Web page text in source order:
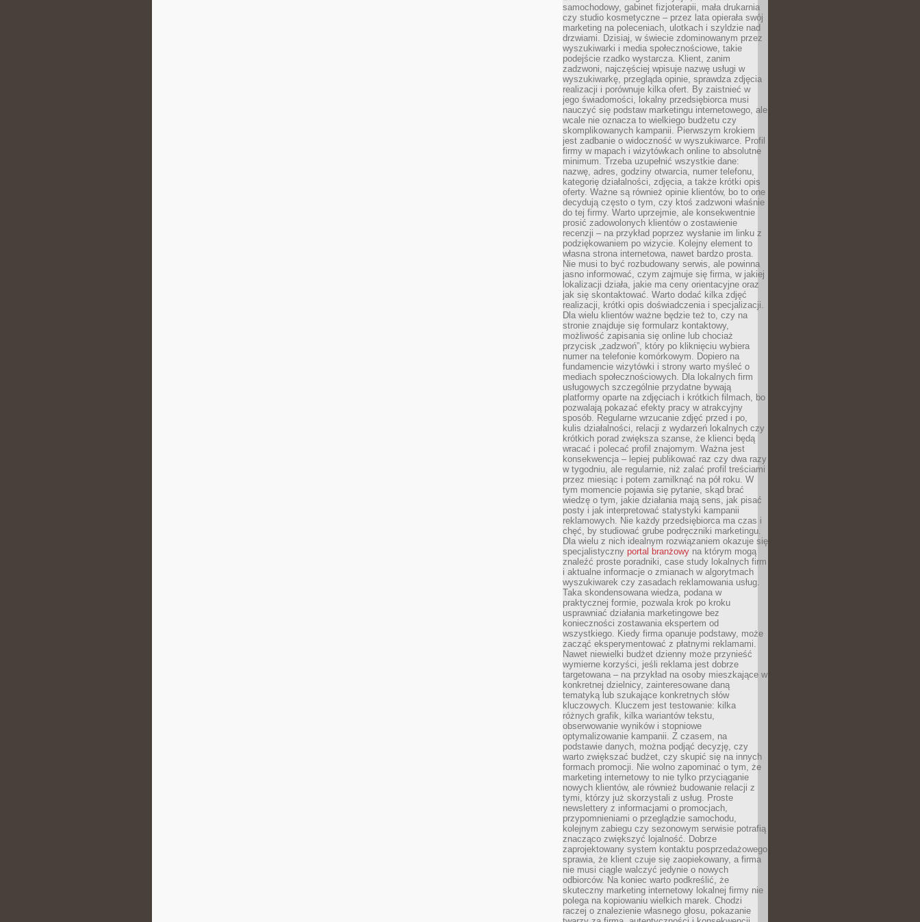
samochodowy, gabinet fizjoterapii, mała drukarnia
czy studio kosmetyczne – przez lata opierała swój
marketing na poleceniach, ulotkach i szyldzie nad
drzwiami. Dzisiaj, w świecie zdominowanym przez
wyszukiwarki i media społecznościowe, takie
podejście rzadko wystarcza. Klient, zanim
zadzwoni, najczęściej wpisuje nazwę usługi w
wyszukiwarkę, przegląda opinie, sprawdza zdjęcia
realizacji i porównuje kilka ofert. By zaistnieć w
jego świadomości, lokalny przedsiębiorca musi
nauczyć się podstaw marketingu internetowego, ale
wcale nie oznacza to wielkiego budżetu czy
skomplikowanych kampanii. Pierwszym krokiem
jest zadbanie o widoczność w wyszukiwarce. Profil
firmy w mapach i wizytówkach online to absolutne
minimum. Trzeba uzupełnić wszystkie dane:
nazwę, adres, godziny otwarcia, numer telefonu,
kategorię działalności, zdjęcia, a także krótki opis
oferty. Ważne są również opinie klientów, bo to one
decydują często o tym, czy ktoś zadzwoni właśnie
do tej firmy. Warto uprzejmie, ale konsekwentnie
prosić zadowolonych klientów o zostawienie
recenzji – na przykład poprzez wysłanie im linku z
podziękowaniem po wizycie. Kolejny element to
własna strona internetowa, nawet bardzo prosta.
Nie musi to być rozbudowany serwis, ale powinna
jasno informować, czym zajmuje się firma, w jakiej
lokalizacji działa, jakie ma ceny orientacyjne oraz
jak się skontaktować. Warto dodać kilka zdjęć
realizacji, krótki opis doświadczenia i specjalizacji.
Dla wielu klientów ważne będzie też to, czy na
stronie znajduje się formularz kontaktowy,
możliwość zapisania się online lub chociaż
przycisk „zadzwoń”, który po kliknięciu wybiera
numer na telefonie komórkowym. Dopiero na
fundamencie wizytówki i strony warto myśleć o
mediach społecznościowych. Dla lokalnych firm
usługowych szczególnie przydatne bywają
platformy oparte na zdjęciach i krótkich filmach, bo
pozwalają pokazać efekty pracy w atrakcyjny
sposób. Regularne wrzucanie zdjęć przed i po,
kulis działalności, relacji z wydarzeń lokalnych czy
krótkich porad zwiększa szanse, że klienci będą
wracać i polecać profil znajomym. Ważna jest
konsekwencja – lepiej publikować raz czy dwa razy
w tygodniu, ale regularnie, niż zalać profil treściami
przez miesiąc i potem zamilknąć na pół roku. W
tym momencie pojawia się pytanie, skąd brać
wiedzę o tym, jakie działania mają sens, jak pisać
posty i jak interpretować statystyki kampanii
reklamowych. Nie każdy przedsiębiorca ma czas i
chęć, by studiować grube podręczniki marketingu.
Dla wielu z nich idealnym rozwiązaniem okazuje się
specjalistyczny portal branżowy na którym mogą
znaleźć proste poradniki, case study lokalnych firm
i aktualne informacje o zmianach w algorytmach
wyszukiwarek czy zasadach reklamowania usług.
Taka skondensowana wiedza, podana w
praktycznej formie, pozwala krok po kroku
usprawniać działania marketingowe bez
konieczności zostawania ekspertem od
wszystkiego. Kiedy firma opanuje podstawy, może
zacząć eksperymentować z płatnymi reklamami.
Nawet niewielki budżet dzienny może przynieść
wymierne korzyści, jeśli reklama jest dobrze
targetowana – na przykład na osoby mieszkające w
konkretnej dzielnicy, zainteresowane daną
tematyką lub szukające konkretnych słów
kluczowych. Kluczem jest testowanie: kilka
różnych grafik, kilka wariantów tekstu,
obserwowanie wyników i stopniowe
optymalizowanie kampanii. Z czasem, na
podstawie danych, można podjąć decyzję, czy
warto zwiększać budżet, czy skupić się na innych
formach promocji. Nie wolno zapominać o tym, że
marketing internetowy to nie tylko przyciąganie
nowych klientów, ale również budowanie relacji z
tymi, którzy już skorzystali z usług. Proste
newslettery z informacjami o promocjach,
przypomnieniami o przeglądzie samochodu,
kolejnym zabiegu czy sezonowym serwisie potrafią
znacząco zwiększyć lojalność. Dobrze
zaprojektowany system kontaktu posprzedażowego
sprawia, że klient czuje się zaopiekowany, a firma
nie musi ciągle walczyć jedynie o nowych
odbiorców. Na koniec warto podkreślić, że
skuteczny marketing internetowy lokalnej firmy nie
polega na kopiowaniu wielkich marek. Chodzi
raczej o znalezienie własnego głosu, pokazanie